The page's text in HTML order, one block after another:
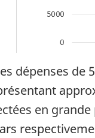
dépenses
en